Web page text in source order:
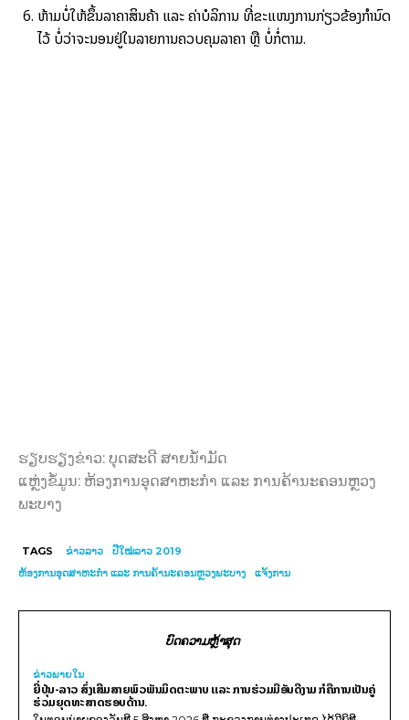
ຫ້າມບໍ່ໃຫ້ຂຶ້ນລາຄາສິນຄ້າ ແລະ ຄ່າບໍລິການ ທີ່ຂະແໜງການກ່ຽວຂ້ອງກຳນົດ
ໄວ້ ບໍ່ວ່າຈະນອນຢູ່ໃນລາຍການຄວບຄຸມລາຄາ ຫຼື ບໍ່ກໍ່ຕາມ.
ຮຽບຮຽງຂ່າວ: ບຸດສະດີ ສາຍນໍ້າມັດ
ແຫຼ່ງຂໍ້ມູນ: ຫ້ອງການອຸດສາຫະກຳ ແລະ ການຄ້ານະຄອນຫຼວງ
ພະບາງ
TAGS ຂ່າວລາວ
ປີໃໝ່ລາວ 2019
ຫ້ອງການອຸດສາຫະກຳ ແລະ ການຄ້ານະຄອນຫຼວງພະບາງ
ແຈ້ງການ
ບົດຄວາມຫຼ້າສຸດ
ຂ່າວພາຍ​ໃນ
ຍີ່ປຸ່ນ-ລາວ ສົ່ງເສີມສາຍພົວພັນມິດຕະພາບ ແລະ ການຮ່ວມມືອັນດີງາມ ກໍຄືການເປັນຄູ່
ຮ່ວມຍຸດທະສາດຮອບດ້ານ.